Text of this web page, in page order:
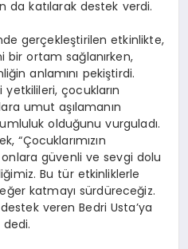
da katılarak destek verdi.
gerçekleştirilen etkinlikte,
bir ortam sağlanırken,
anlamını pekiştirdi.
çocukların
umut aşılamanın
olduğunu vurguladı.
“Çocuklarımızın
güvenli ve sevgi dolu
Bu tür etkinliklerle
katmayı sürdüreceğiz.
veren Bedri Usta’ya